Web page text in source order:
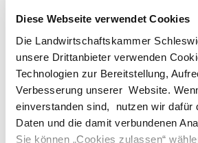
Diese Webseite verwendet Cookies
Die Landwirtschaftskammer
unsere Drittanbieter verwenden
Technologien zur Bereitstellung,
Verbesserung unserer Website.
einverstanden sind, nutzen wir dafür
Daten und die damit verbundenen
Sie können „Cookies zulassen“
und auf Hof Helle durchgeführt.
Erfolgreich haben ihr Zertifikat
Judith Andreßen 25718
Annika Block 25785